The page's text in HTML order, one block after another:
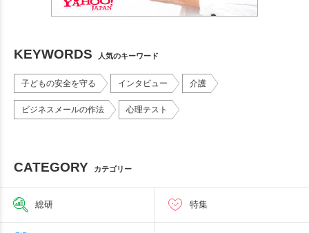
KEYWORDS 人気のキーワード
子どもの安全を守る インタビュー 介護
ビジネスメールの作法 心理テスト
CATEGORY カテゴリー
総研 特集